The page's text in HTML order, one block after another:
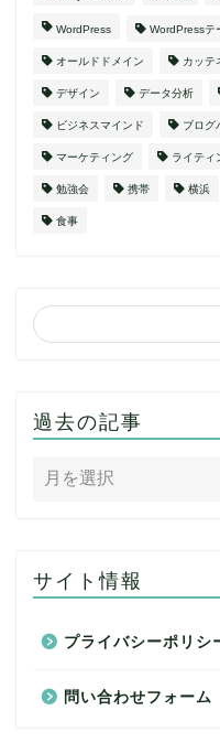
WordPress WordPressテ
オールドドメイン カッテ
デザイン データ分析
ビジネスマインド ブログ
マーケティング ライティ
勉強会 携帯 横浜
食事
過去の記事
サイト情報
プライバシーポリシ
問い合わせフォーム